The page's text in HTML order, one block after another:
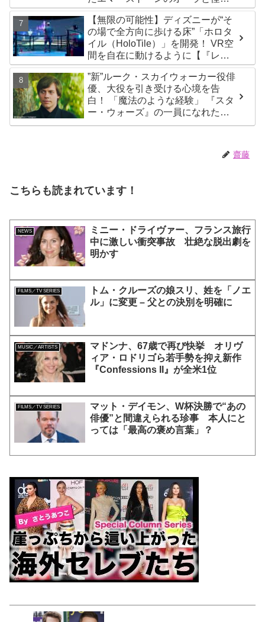
演、そして緻密すぎる演技力！ こ
れは女性の“自由意志”の物語［レビ
ュー＆解説］
【無限の可能性】ディズニーが“そ
の場で全方向に歩ける床”「ホロタ
イル（HoloTile）」を開発！ VR空
間を自在に動けるように【『レデ
ィプレ』実現への大きな一歩？】
”新”ルーク・スカイウォーカー役俳
優、大役を引き受ける心境を告
白！ 「魔法のような経験」 『スタ
ー・ウォーズ』の一員になれたこ
とによろこび爆発
齋藤
こちらも読まれています！
NEWS
ミニー・ドライヴァー、フランス旅行
中に激しい衝突事故 壮絶な脱出劇を
明かす
FILMS／TV SERIES
トム・クルーズの娘スリ、姓を「ノエ
ル」に変更 – 父との決別を明確に
MUSIC／ARTISTS
マドンナ、67歳で再び快挙 オリヴ
ィア・ロドリゴら若手勢を抑え新作
『Confessions II』が全米1位
FILMS／TV SERIES
マット・デイモン、W杯決勝で“あの
俳優”と間違えられる珍事 本人にと
っては「最高の褒め言葉」？